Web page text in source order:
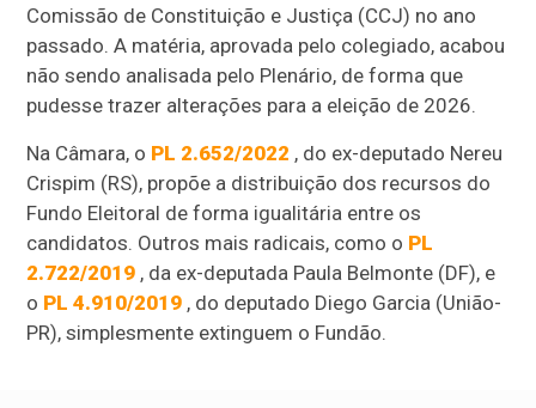
Comissão de Constituição e Justiça (CCJ) no ano
passado. A matéria, aprovada pelo colegiado, acabou
não sendo analisada pelo Plenário, de forma que
pudesse trazer alterações para a eleição de 2026.
Na Câmara, o PL 2.652/2022 , do ex-deputado Nereu
Crispim (RS), propõe a distribuição dos recursos do
Fundo Eleitoral de forma igualitária entre os
candidatos. Outros mais radicais, como o PL
2.722/2019 , da ex-deputada Paula Belmonte (DF), e
o PL 4.910/2019 , do deputado Diego Garcia (União-
PR), simplesmente extinguem o Fundão.